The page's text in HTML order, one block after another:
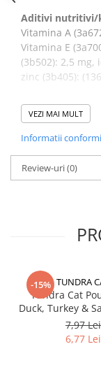
Aditivi nutritivi/
Vitamina A
Vitamina E
(3b502): 2,5 mg,
zinc (3b405):
Raport:
Carne : legume/
VEZI MAI MULT
Informatii
Review-uri(0)
-15% TUNDRA
Tundra Cat
Duck, Turkey &
(rata, curcan &
Hrana
7,97 Lei
6,77 Lei